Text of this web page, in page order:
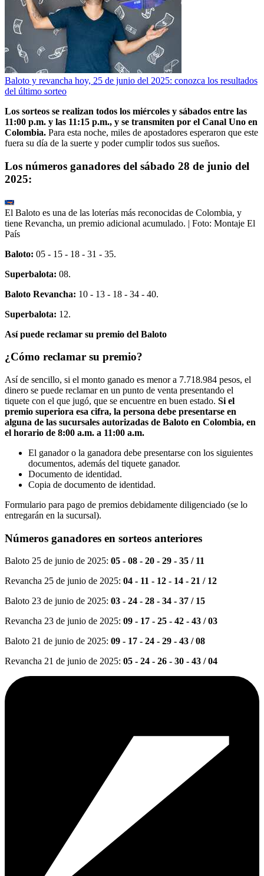
Baloto y revancha hoy, 25 de junio del 2025: conozca los resultados
del último sorteo
Los sorteos se realizan todos los miércoles y sábados entre las
11:00 p.m. y las 11:15 p.m., y se transmiten por el Canal Uno en
Colombia. Para esta noche, miles de apostadores esperaron que este
fuera su día de la suerte y poder cumplir todos sus sueños.
Los números ganadores del sábado 28 de junio del
2025:
El Baloto es una de las loterías más reconocidas de Colombia, y
tiene Revancha, un premio adicional acumulado. | Foto: Montaje El
País
Baloto: 05 - 15 - 18 - 31 - 35.
Superbalota: 08.
Baloto Revancha: 10 - 13 - 18 - 34 - 40.
Superbalota: 12.
Así puede reclamar su premio del Baloto
¿Cómo reclamar su premio?
Así de sencillo, si el monto ganado es menor a 7.718.984 pesos, el
dinero se puede reclamar en un punto de venta presentando el
tiquete con el que jugó, que se encuentre en buen estado. Si el
premio superiora esa cifra, la persona debe presentarse en
alguna de las sucursales autorizadas de Baloto en Colombia, en
el horario de 8:00 a.m. a 11:00 a.m.
El ganador o la ganadora debe presentarse con los siguientes
documentos, además del tiquete ganador.
Documento de identidad.
Copia de documento de identidad.
Formulario para pago de premios debidamente diligenciado (se lo
entregarán en la sucursal).
Números ganadores en sorteos anteriores
Baloto 25 de junio de 2025: 05 - 08 - 20 - 29 - 35 / 11
Revancha 25 de junio de 2025: 04 - 11 - 12 - 14 - 21 / 12
Baloto 23 de junio de 2025: 03 - 24 - 28 - 34 - 37 / 15
Revancha 23 de junio de 2025: 09 - 17 - 25 - 42 - 43 / 03
Baloto 21 de junio de 2025: 09 - 17 - 24 - 29 - 43 / 08
Revancha 21 de junio de 2025: 05 - 24 - 26 - 30 - 43 / 04